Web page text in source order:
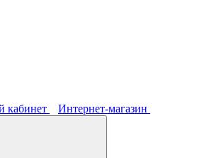
кабинет Интернет-магазин